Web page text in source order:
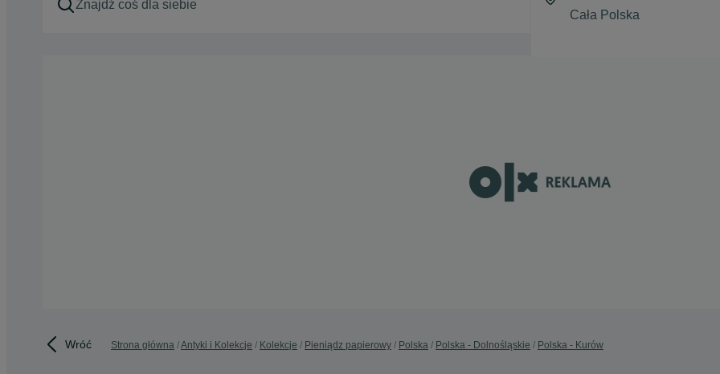
Wróć Strona główna Antyki i Kolekcje Kolekcje Pieniądz papierowy Polska Polska - Dolnośląskie Polska - Kurów